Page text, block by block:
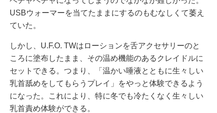
USBウォーマーを当てたままにするのもむなしくて萎え
ていた。
しかし、U.F.O. TWはローションを舌アクセサリーのと
ころに塗布したまま、その温め機能のあるクレイドルに
セットできる。つまり、「温かい唾液とともに生々しい
乳首舐めをしてもらうプレイ」をやっと体験できるよう
になった。これにより、特に冬でも冷たくなく生々しい
乳首責め体験ができる。